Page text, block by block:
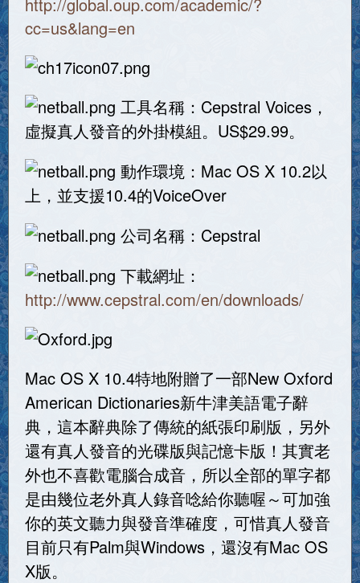
cc=us&lang=en
工具名稱：Cepstral Voices，
虛擬真人發音的外掛模組。US$29.99。
動作環境：Mac OS X 10.2以
上，並支援10.4的VoiceOver
公司名稱：Cepstral
下載網址：
http://www.cepstral.com/en/downloads/
Mac OS X 10.4特地附贈了一部New Oxford
American Dictionaries新牛津美語電子辭
典，這本辭典除了傳統的紙張印刷版，另外
還有真人發音的光碟版與記憶卡版！其實老
外也不喜歡電腦合成音，所以全部的單字都
是由幾位老外真人錄音唸給你聽喔～可加強
你的英文聽力與發音準確度，可惜真人發音
目前只有Palm與Windows，還沒有Mac OS
X版。